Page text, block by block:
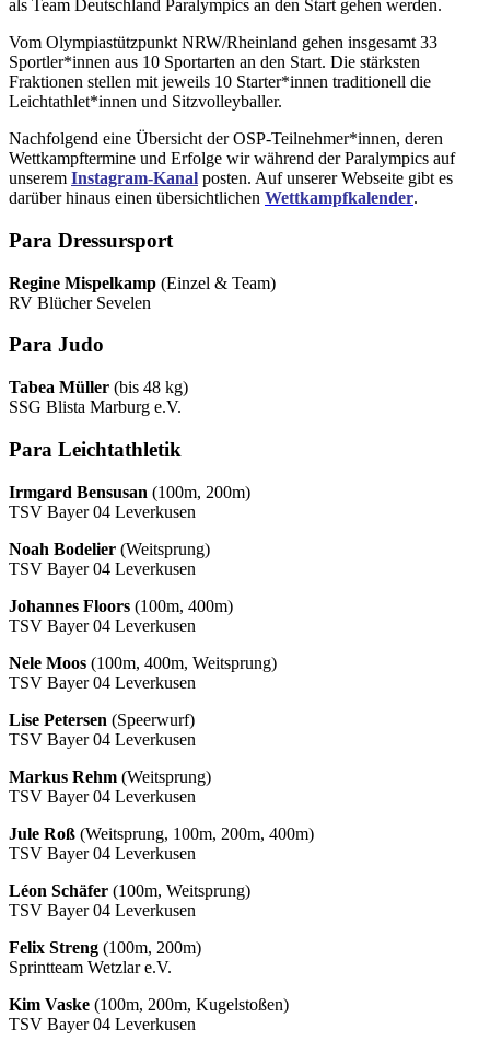
als Team Deutschland Paralympics an den Start gehen werden.
Vom Olympiastützpunkt NRW/Rheinland gehen insgesamt 33
Sportler*innen aus 10 Sportarten an den Start. Die stärksten
Fraktionen stellen mit jeweils 10 Starter*innen traditionell die
Leichtathlet*innen und Sitzvolleyballer.
Nachfolgend eine Übersicht der OSP-Teilnehmer*innen, deren
Wettkampftermine und Erfolge wir während der Paralympics auf
unserem Instagram-Kanal posten. Auf unserer Webseite gibt es
darüber hinaus einen übersichtlichen Wettkampfkalender.
Para Dressursport
Regine Mispelkamp (Einzel & Team)
RV Blücher Sevelen
Para Judo
Tabea Müller (bis 48 kg)
SSG Blista Marburg e.V.
Para Leichtathletik
Irmgard Bensusan (100m, 200m)
TSV Bayer 04 Leverkusen
Noah Bodelier (Weitsprung)
TSV Bayer 04 Leverkusen
Johannes Floors (100m, 400m)
TSV Bayer 04 Leverkusen
Nele Moos (100m, 400m, Weitsprung)
TSV Bayer 04 Leverkusen
Lise Petersen (Speerwurf)
TSV Bayer 04 Leverkusen
Markus Rehm (Weitsprung)
TSV Bayer 04 Leverkusen
Jule Roß (Weitsprung, 100m, 200m, 400m)
TSV Bayer 04 Leverkusen
Léon Schäfer (100m, Weitsprung)
TSV Bayer 04 Leverkusen
Felix Streng (100m, 200m)
Sprintteam Wetzlar e.V.
Kim Vaske (100m, 200m, Kugelstoßen)
TSV Bayer 04 Leverkusen